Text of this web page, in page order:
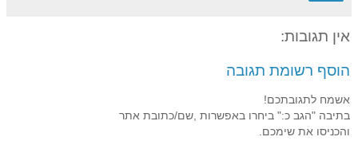
אין תגובות:
הוסף רשומת תגובה
אשמח לתגובתכם!
בתיבה "הגב כ:" ביחרו באפשרות ,שם/כתובת אתר
והכניסו את שימכם.